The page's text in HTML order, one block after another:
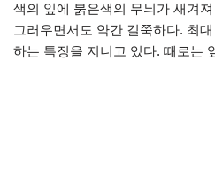
색의 잎에 붉은색의 무늬가 새겨
그러우면서도 약간 길쭉하다. 최
하는 특징을 지니고 있다. 때로는